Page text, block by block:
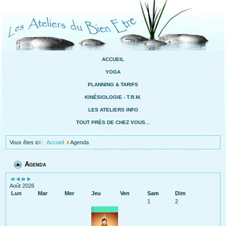
ACCUEIL
YOGA
PLANNING & TARIFS
KINÉSIOLOGIE - T.R.M.
LES ATELIERS INFO
TOUT PRÈS DE CHEZ VOUS...
Vous êtes ici :Accueil Agenda
Agenda
Août 2026
Lun
Mar Mer Jeu Ven Sam
Dim
1
2
6